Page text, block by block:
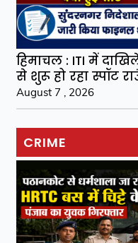
हिमाचल : ITI में
से शुरू हो रहा स्पॉट
August 7 , 2026
CRIME